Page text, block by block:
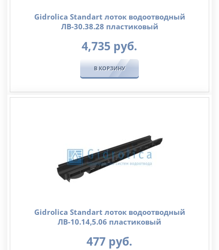
Gidrolica Standart лоток водоотводный
ЛВ-30.38.28 пластиковый
4,735 руб.
В КОРЗИНУ
Gidrolica Standart лоток водоотводный
ЛВ-10.14,5.06 пластиковый
477 руб.